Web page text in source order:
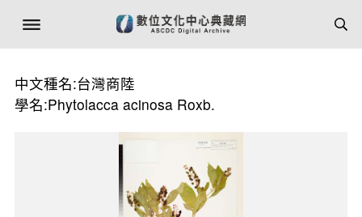
中文種名:台灣商陸
學名:Phytolacca acinosa Roxb.